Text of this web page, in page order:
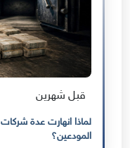
قبل شهرين
لماذا انهارت عدة
المودعين؟